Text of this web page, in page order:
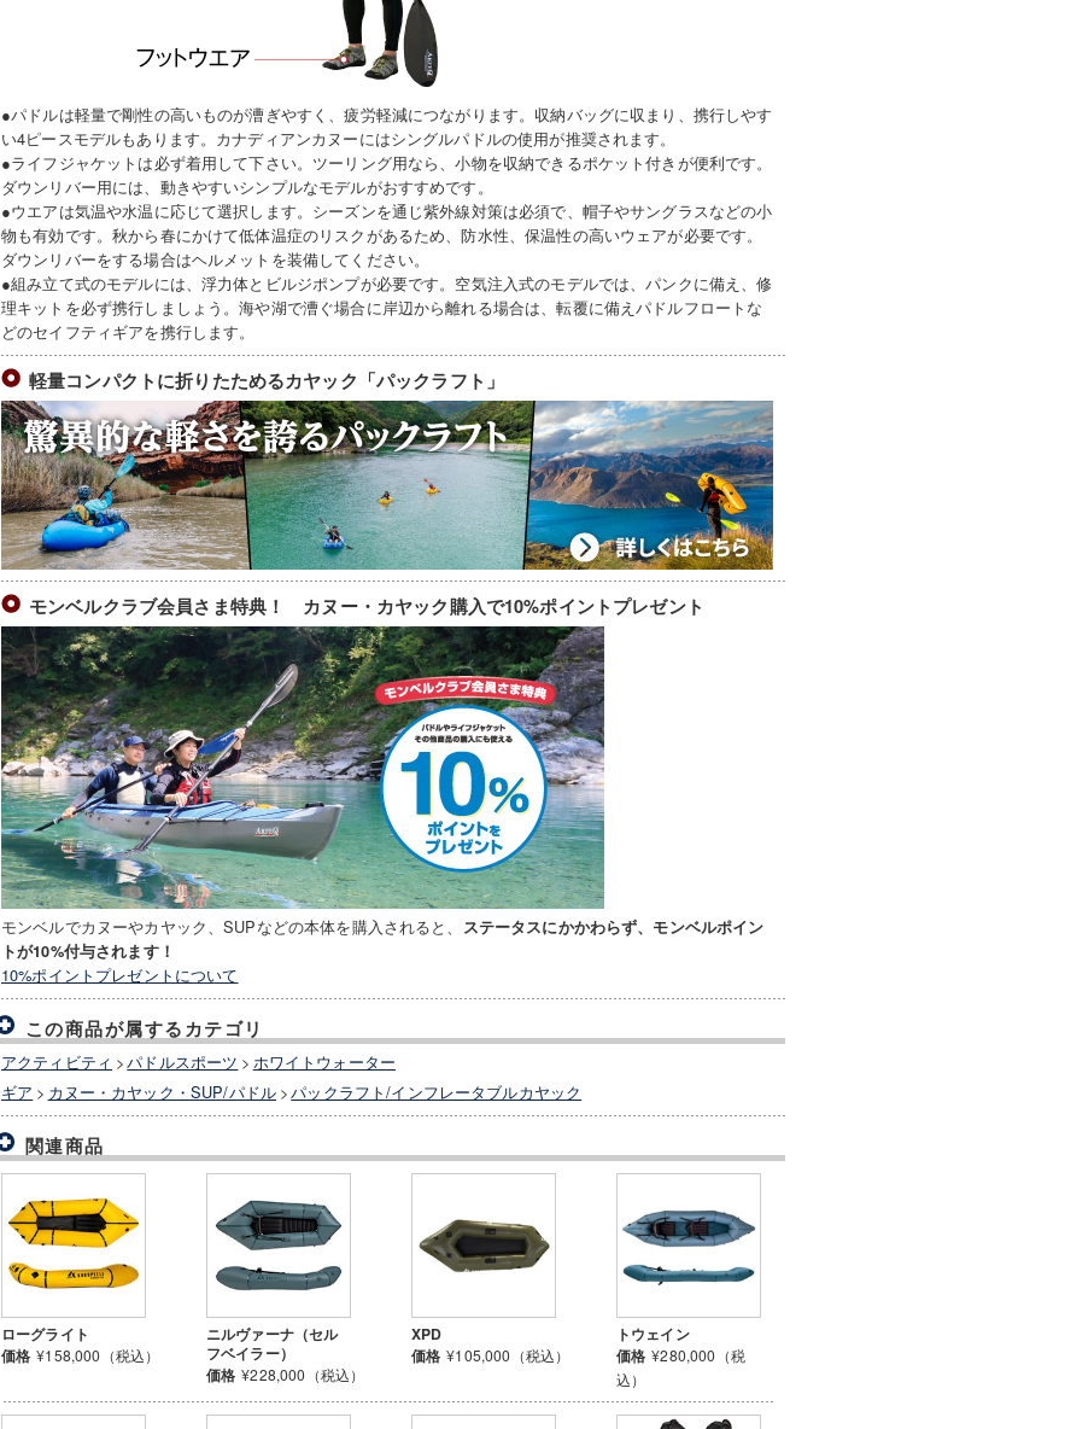
●パドルは軽量で剛性の高いものが漕ぎやすく、疲労軽減につながります。収納バッグに収まり、携行しやす
い4ピースモデルもあります。カナディアンカヌーにはシングルパドルの使用が推奨されます。
●ライフジャケットは必ず着用して下さい。ツーリング用なら、小物を収納できるポケット付きが便利です。
ダウンリバー用には、動きやすいシンプルなモデルがおすすめです。
●ウエアは気温や水温に応じて選択します。シーズンを通じ紫外線対策は必須で、帽子やサングラスなどの小
物も有効です。秋から春にかけて低体温症のリスクがあるため、防水性、保温性の高いウェアが必要です。
ダウンリバーをする場合はヘルメットを装備してください。
●組み立て式のモデルには、浮力体とビルジポンプが必要です。空気注入式のモデルでは、パンクに備え、修
理キットを必ず携行しましょう。海や湖で漕ぐ場合に岸辺から離れる場合は、転覆に備えパドルフロートな
どのセイフティギアを携行します。
軽量コンパクトに折りたためるカヤック「パックラフト」
モンベルクラブ会員さま特典！ カヌー・カヤック購入で10%ポイントプレゼント
モンベルでカヌーやカヤック、SUPなどの本体を購入されると、
ステータスにかかわらず、モンベルポイン
トが10%付与されます！
10%ポイントプレゼントについて
この商品が属するカテゴリ
アクティビティ >パドルスポーツ > ホワイトウォーター
ギア > カヌー・カヤック・SUP/パドル >パックラフト/インフレータブルカヤック
関連商品
ローグライト
価格 ¥158,000（税込）
ニルヴァーナ（セル
フベイラー）
価格 ¥228,000（税込）
XPD
価格 ¥105,000（税込）
トウェイン
価格 ¥280,000（税
込）